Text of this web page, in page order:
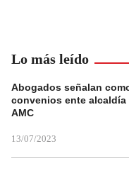
Lo más leído
Abogados señalan
convenios ente alcaldía
AMC
13/07/2023